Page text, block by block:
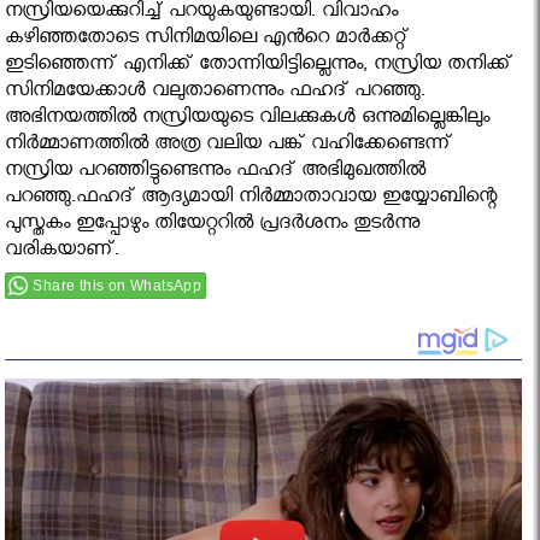
നസ്രിയയെക്കുറിച്ച് പറയുകയുണ്ടായി. വിവാഹം
കഴിഞ്ഞതോടെ സിനിമയിലെ എൻറെ മാർക്കറ്റ്
ഇടിഞ്ഞെന്ന് എനിക്ക് തോന്നിയിട്ടില്ലെന്നും, നസ്രിയ തനിക്ക്
സിനിമയേക്കാൾ വലുതാണെന്നും ഫഹദ് പറഞ്ഞു.
അഭിനയത്തിൽ നസ്രിയയുടെ വിലക്കുകൾ ഒന്നുമില്ലെങ്കിലും
നിർമ്മാണത്തിൽ അത്ര വലിയ പങ്ക് വഹിക്കേണ്ടെന്ന്
നസ്രിയ പറഞ്ഞിട്ടുണ്ടെന്നും ഫഹദ് അഭിമുഖത്തിൽ
പറഞ്ഞു.ഫഹദ് ആദ്യമായി നിർമ്മാതാവായ ഇയ്യോബിന്റെ
പുസ്തകം ഇപ്പോഴും തിയേറ്ററില്‍ പ്രദര്‍ശനം തുടർന്നു
വരികയാണ്.
Share this on WhatsApp